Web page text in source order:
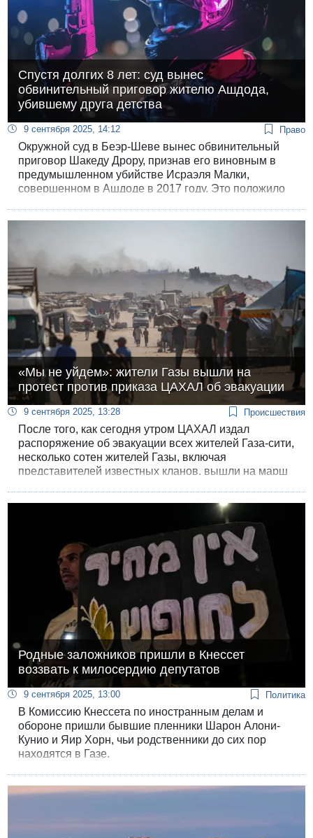
Спустя долгих 8 лет: суд вынес
обвинительный приговор жителю Ашдода,
убившему друга детства
9 сентября 2025, 14:12 Право
Окружной суд в Беэр-Шеве вынес обвинительный
приговор Шакеду Дрору, признав его виновным в
предумышленном убийстве Исраэля Малки,
совершенном в Ашдоде в 2017 году. Это положило
«Мы не уйдем»: жители Газы вышли на
протест против приказа ЦАХАЛ об эвакуации
9 сентября 2025, 13:28 Происшествия
После того, как сегодня утром ЦАХАЛ издал
распоряжение об эвакуации всех жителей Газа-сити,
несколько сотен жителей Газы, включая
представителей известных кланов, вышли на марш
Родные заложников пришли в Кнессет
воззвать к милосердию депутатов
9 сентября 2025, 13:00 Политика
В Комиссию Кнессета по иностранным делам и
обороне пришли бывшие пленники Шарон Алони-
Кунио и Яир Хорн, чьи родственники до сих пор
находятся в Газе.